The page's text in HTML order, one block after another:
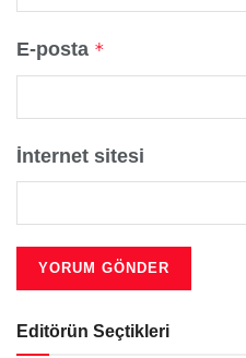
E-posta *
İnternet sitesi
Editörün Seçtikleri